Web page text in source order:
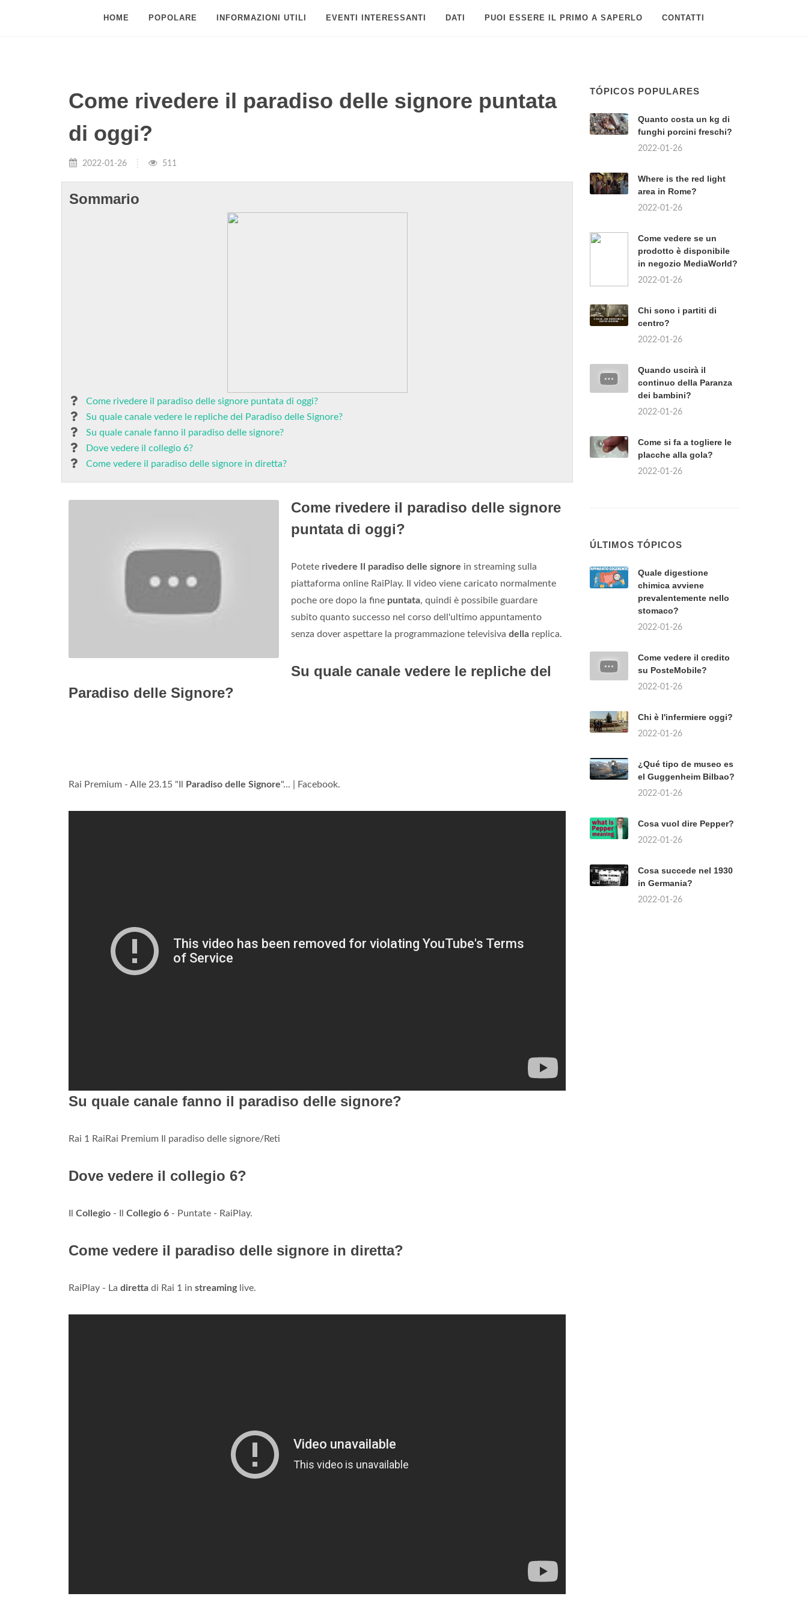
HOME POPOLARE INFORMAZIONI UTILI EVENTI INTERESSANTI DATI PUOI ESSERE IL PRIMO A SAPERLO CONTATTI
Come rivedere il paradiso delle signore puntata
di oggi?
2022-01-26 511
Sommario
Come rivedere il paradiso delle signore puntata di oggi?
Su quale canale vedere le repliche del Paradiso delle Signore?
Su quale canale fanno il paradiso delle signore?
Dove vedere il collegio 6?
Come vedere il paradiso delle signore in diretta?
Come rivedere il paradiso delle signore
puntata di oggi?
Potete rivedere Il paradiso delle signore in streaming sulla
piattaforma online RaiPlay. Il video viene caricato normalmente
poche ore dopo la fine puntata, quindi è possibile guardare
subito quanto successo nel corso dell'ultimo appuntamento
senza dover aspettare la programmazione televisiva della replica.
Su quale canale vedere le repliche del
Paradiso delle Signore?
Rai Premium - Alle 23.15 "Il Paradiso delle Signore"... | Facebook.
Su quale canale fanno il paradiso delle signore?
Rai 1 RaiRai Premium Il paradiso delle signore/Reti
Dove vedere il collegio 6?
Collegio - Il Collegio 6 - Puntate - RaiPlay.
Come vedere il paradiso delle signore in diretta?
RaiPlay - La diretta di Rai 1 in streaminglive.
TÓPICOS POPULARES
Quanto costa un kg di
funghi porcini freschi?
2022-01-26
Where is the red light
area in Rome?
2022-01-26
Come vedere se un
prodotto è disponibile
in negozio MediaWorld?
2022-01-26
Chi sono i partiti di
centro?
2022-01-26
Quando uscirà il
continuo della Paranza
dei bambini?
2022-01-26
Come si fa a togliere le
placche alla gola?
2022-01-26
ÚLTIMOS TÓPICOS
Quale digestione
chimica avviene
prevalentemente nello
stomaco?
2022-01-26
Come vedere il credito
su PosteMobile?
2022-01-26
Chi è l'infermiere oggi?
2022-01-26
¿Qué tipo de museo es
el Guggenheim Bilbao?
2022-01-26
Cosa vuol dire Pepper?
2022-01-26
Cosa succede nel 1930
in Germania?
2022-01-26